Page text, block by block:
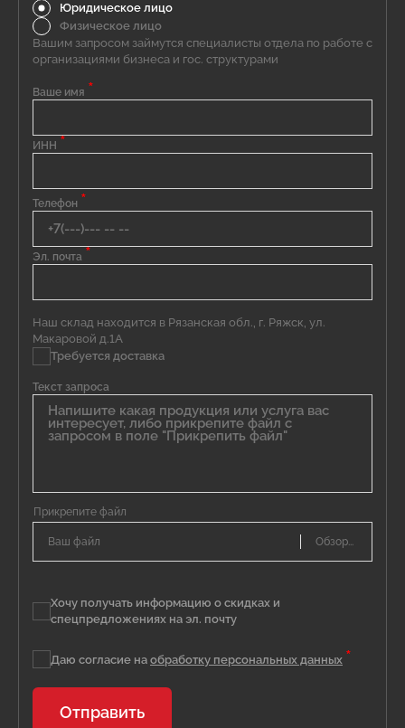
Юридическое лицо
Физическое лицо
Вашим запросом займутся специалисты отдела по работе с
организациями бизнеса и гос. структурами
Ваше имя *
ИНН *
Телефон *
Эл. почта *
Наш склад находится в Рязанская обл., г. Ряжск, ул.
Макаровой д.1А
Требуется доставка
Текст запроса
Ваш файл
Хочу получать информацию о скидках и
спецпредложениях на эл. почту
Даю согласие на обработку персональных данных *
Отправить